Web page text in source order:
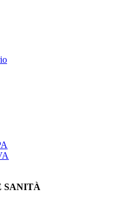
SANITÀ